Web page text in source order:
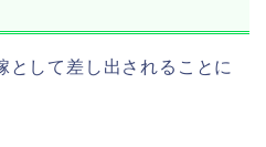
として差し出されることに